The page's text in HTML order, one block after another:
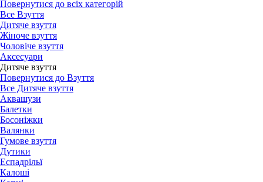
Повернутися до всіх категорій
Все Взуття
Дитяче взуття
Жіноче взуття
Чоловіче взуття
Аксесуари
Дитяче взуття
Повернутися до Взуття
Все Дитяче взуття
Аквашузи
Балетки
Босоніжки
Валянки
Гумове взуття
Дутики
Еспадрільї
Калоші